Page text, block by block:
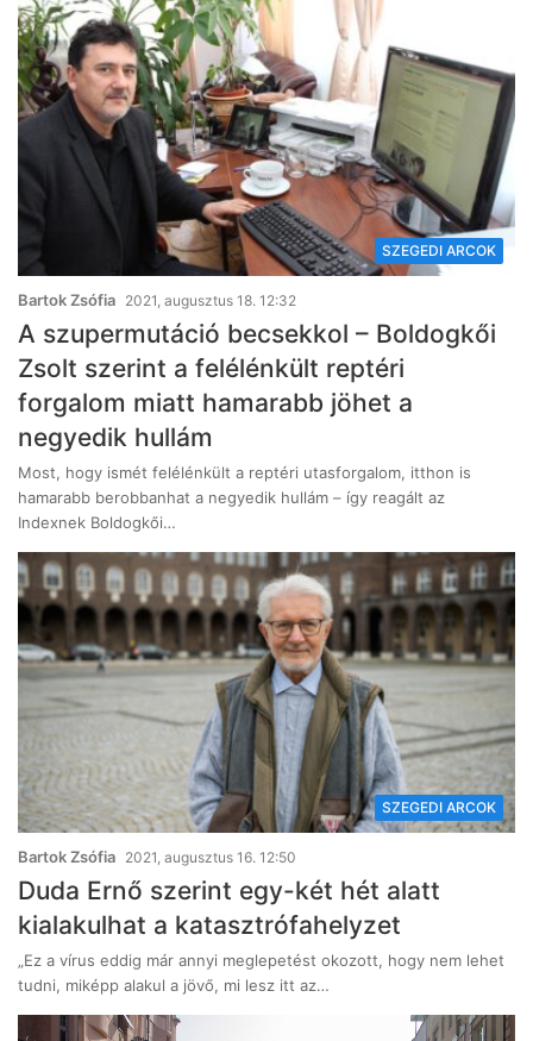
SZEGEDI ARCOK
Bartok Zsófia 2021, augusztus 18. 12:32
A szupermutáció becsekkol – Boldogkői
Zsolt szerint a felélénkült reptéri
forgalom miatt hamarabb jöhet a
negyedik hullám
Most, hogy ismét felélénkült a reptéri utasforgalom, itthon is
hamarabb berobbanhat a negyedik hullám – így reagált az
Indexnek Boldogkői…
SZEGEDI ARCOK
Bartok Zsófia 2021, augusztus 16. 12:50
Duda Ernő szerint egy-két hét alatt
kialakulhat a katasztrófahelyzet
„Ez a vírus eddig már annyi meglepetést okozott, hogy nem lehet
tudni, miképp alakul a jövő, mi lesz itt az…